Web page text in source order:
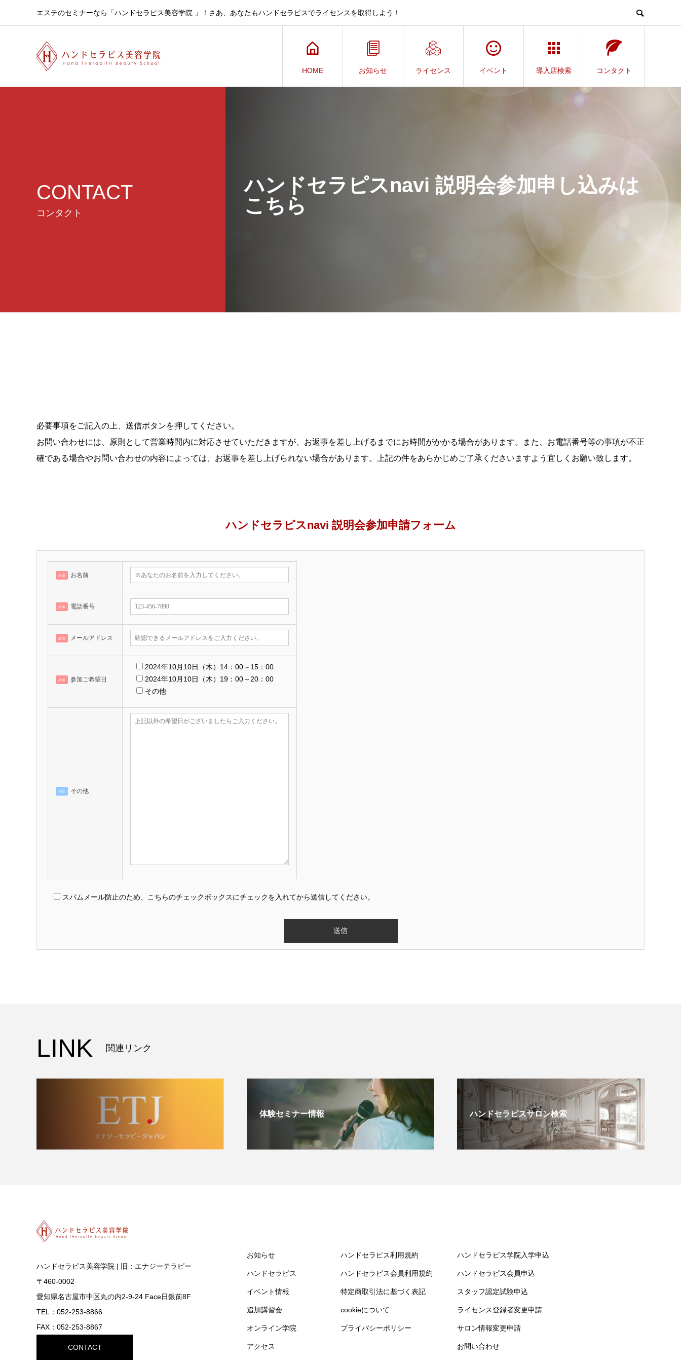
エステのセミナーなら「ハンドセラピス美容学院 」！さあ、あなたもハンドセラピスでライセンスを取得しよう！
HOME お知らせ ライセンス イベント 導入店検索 コンタクト
CONTACT
コンタクト
ハンドセラピスnavi 説明会参加申し込みは
こちら
必要事項をご記入の上、送信ボタンを押してください。
お問い合わせには、原則として営業時間内に対応させていただきますが、お返事を差し上げるまでにお時間がかかる場合があります。また、お電話番号等の事項が不正
確である場合やお問い合わせの内容によっては、お返事を差し上げられない場合があります。上記の件をあらかじめご了承くださいますよう宜しくお願い致します。
ハンドセラピスnavi 説明会参加申請フォーム
必須 お名前
必須 電話番号
必須 メールアドレス
必須 参加ご希望日
2024年10月10日（木）14：00～15：00
2024年10月10日（木）19：00～20：00
その他
任意 その他
スパムメール防止のため、こちらのチェックボックスにチェックを入れてから送信してください。
LINK 関連リンク
体験セミナー情報 ハンドセラピスサロン検索
ハンドセラピス美容学院 | 旧：エナジーテラピー
〒460-0002
愛知県名古屋市中区丸の内2-9-24 Face日銀前8F
TEL：052-253-8866
FAX：052-253-8867
CONTACT
お知らせ
ハンドセラピス
イベント情報
追加講習会
オンライン学院
アクセス
ハンドセラピス利用規約
ハンドセラピス会員利用規約
特定商取引法に基づく表記
cookieについて
プライバシーポリシー
ハンドセラピス学院入学申込
ハンドセラピス会員申込
スタッフ認定試験申込
ライセンス登録者変更申請
サロン情報変更申請
お問い合わせ